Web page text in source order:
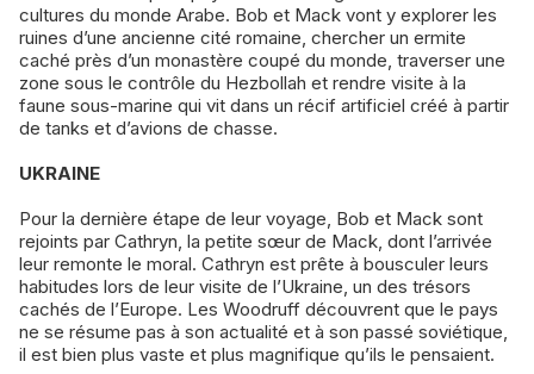
cultures du monde Arabe. Bob et Mack vont y explorer les
ruines d’une ancienne cité romaine, chercher un ermite
caché près d’un monastère coupé du monde, traverser une
zone sous le contrôle du Hezbollah et rendre visite à la
faune sous-marine qui vit dans un récif artificiel créé à partir
de tanks et d’avions de chasse.
UKRAINE
Pour la dernière étape de leur voyage, Bob et Mack sont
rejoints par Cathryn, la petite sœur de Mack, dont l’arrivée
leur remonte le moral. Cathryn est prête à bousculer leurs
habitudes lors de leur visite de l’Ukraine, un des trésors
cachés de l’Europe. Les Woodruff découvrent que le pays
ne se résume pas à son actualité et à son passé soviétique,
il est bien plus vaste et plus magnifique qu’ils le pensaient.